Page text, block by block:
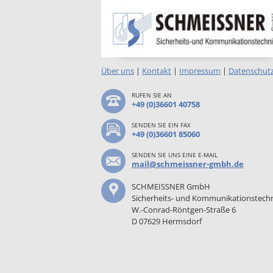
Über uns | Kontakt | Impressum |
RUFEN SIE AN
+49 (0)36601 40758
SENDEN SIE EIN FAX
+49 (0)36601 85060
SENDEN SIE UNS EINE E-MAIL
mail@schmeissner-gmbh.de
SCHMEISSNER GmbH
Sicherheits- und
W.-Conrad-Röntgen-Straße 6
D 07629 Hermsdorf